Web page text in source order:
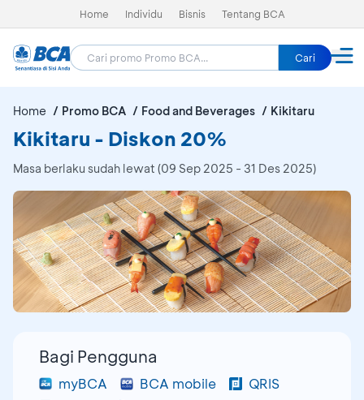
Home Individu Bisnis Tentang BCA
Cari
Home Promo BCA Food and Beverages Kikitaru
Kikitaru - Diskon 20%
Masa berlaku sudah lewat (09 Sep 2025 - 31 Des 2025)
Bagi Pengguna
myBCA BCA mobile
QRIS